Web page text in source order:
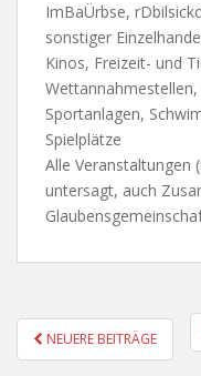
ImBaÜrbse,
sonstiger
Kinos, Freizeit- und
Sportanlagen,
Spielplätze
Alle Veranstaltungen
untersagt, auch
NEUERE BEITRÄGE